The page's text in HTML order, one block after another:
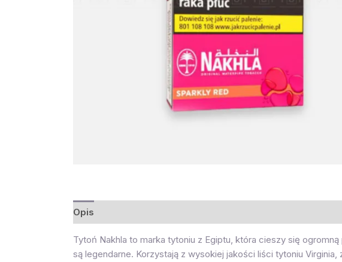
Opis
Tytoń Nakhla to marka tytoniu z Egiptu, która cieszy się
są legendarne. Korzystają z wysokiej jakości liści tytoniu